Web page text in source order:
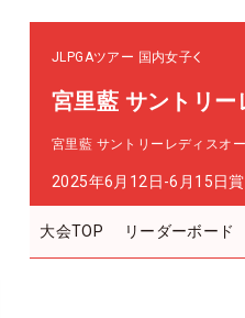
JLPGAツアー 国内女子
宮里藍 サントリー
宮里藍 サントリーレディスオ
2025年6月12日-6月15日
大会TOP リーダーボード